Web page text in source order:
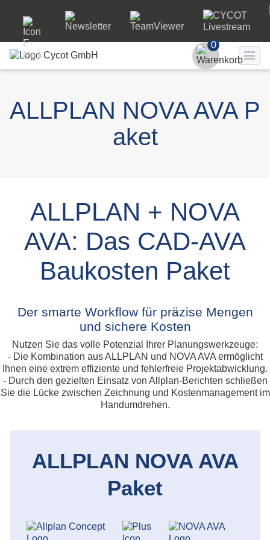
Passwort
0
ALLPLAN NOVA AVA P
aket
ALLPLAN + NOVA
AVA: Das CAD-AVA
Baukosten Paket
Der smarte Workflow für präzise Mengen
und sichere Kosten
Nutzen Sie das volle Potenzial Ihrer Planungswerkzeuge:
- Die Kombination aus ALLPLAN und NOVA AVA ermöglicht
Ihnen eine extrem effiziente und fehlerfreie Projektabwicklung.
- Durch den gezielten Einsatz von Allplan-Berichten schließen
Sie die Lücke zwischen Zeichnung und Kostenmanagement im
Handumdrehen.
ALLPLAN NOVA AVA
Paket